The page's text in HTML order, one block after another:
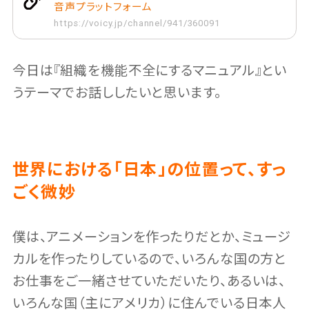
音声プラットフォーム
https://voicy.jp/channel/941/360091
今日は『組織を機能不全にするマニュアル』とい
うテーマでお話ししたいと思います。
世界における「日本」の位置って、すっ
ごく微妙
僕は、アニメーションを作ったりだとか、ミュージ
カルを作ったりしているので、いろんな国の方と
お仕事をご一緒させていただいたり、あるいは、
いろんな国（主にアメリカ）に住んでいる日本人